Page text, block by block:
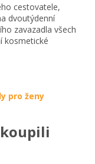
cestovatele,
dvoutýdenní
zavazadla všech
kosmetické
pro ženy